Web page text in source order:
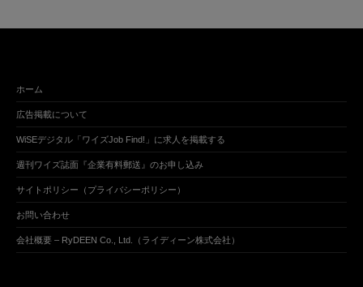
ホーム
広告掲載について
WiSEデジタル「ワイズJob Find!」に求人を掲載する
週刊ワイズ誌面『企業有料郵送』のお申し込み
サイトポリシー（プライバシーポリシー）
お問い合わせ
会社概要 – RyDEEN Co., Ltd.（ライディーン株式会社）